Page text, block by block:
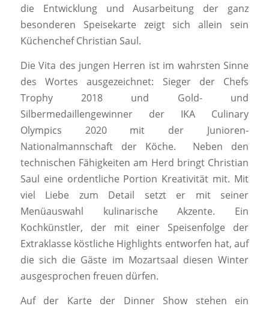
die Entwicklung und Ausarbeitung der ganz
besonderen Speisekarte zeigt sich allein sein
Küchenchef Christian Saul.
Die Vita des jungen Herren ist im wahrsten Sinne
des Wortes ausgezeichnet: Sieger der Chefs
Trophy 2018 und Gold- und
Silbermedaillengewinner der IKA Culinary
Olympics 2020 mit der Junioren-
Nationalmannschaft der Köche. Neben den
technischen Fähigkeiten am Herd bringt Christian
Saul eine ordentliche Portion Kreativität mit. Mit
viel Liebe zum Detail setzt er mit seiner
Menüauswahl kulinarische Akzente. Ein
Kochkünstler, der mit einer Speisenfolge der
Extraklasse köstliche Highlights entworfen hat, auf
die sich die Gäste im Mozartsaal diesen Winter
ausgesprochen freuen dürfen.
Auf der Karte der Dinner Show stehen ein